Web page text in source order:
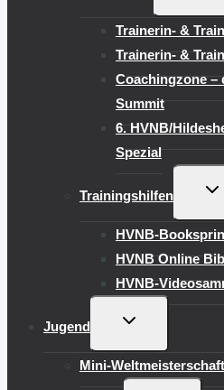
Trainerin- &
Trainerin- &
Coachingzone –
Summit
6. HVNB/
Spezial
Trainingshilfen
HVNB-
HVNB Online
HVNB-
Jugend
UNTERMENÜ
Mini-